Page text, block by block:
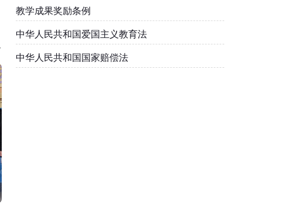
教学成果奖励条例
中华人民共和国爱国主义教育法
中华人民共和国国家赔偿法